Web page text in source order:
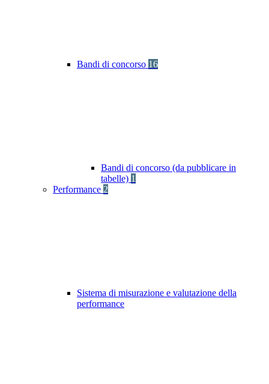
Bandi di concorso 16
Bandi di concorso (da pubblicare in
tabelle) 1
Performance 2
Sistema di misurazione e valutazione della
performance